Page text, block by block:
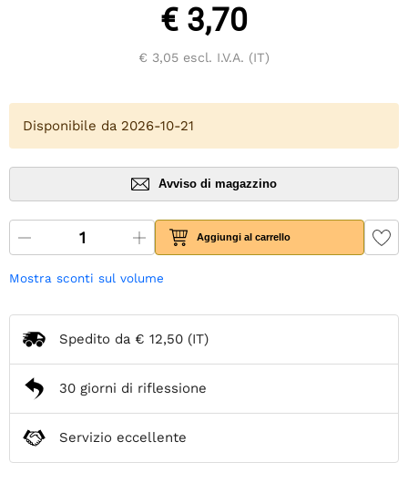
€ 3,70
€ 3,05 escl. I.V.A. (IT)
Disponibile da 2026-10-21
Avviso di magazzino
Aggiungi al carrello
Mostra sconti sul volume
Spedito da € 12,50 (IT)
30 giorni di riflessione
Servizio eccellente